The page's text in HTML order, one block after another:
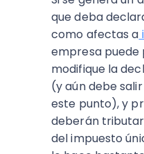
que deba
como afectas a
empresa puede
modifique la
(y aún debe
este punto), y
deberán
del impuesto